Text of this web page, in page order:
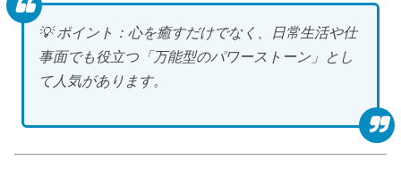
💡 ポイント：心を癒すだけでなく、日常生活や仕
事面でも役立つ「万能型のパワーストーン」とし
て人気があります。